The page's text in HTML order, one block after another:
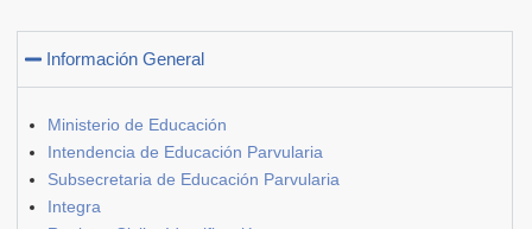
Información General
Ministerio de Educación
Intendencia de Educación Parvularia
Subsecretaria de Educación Parvularia
Integra